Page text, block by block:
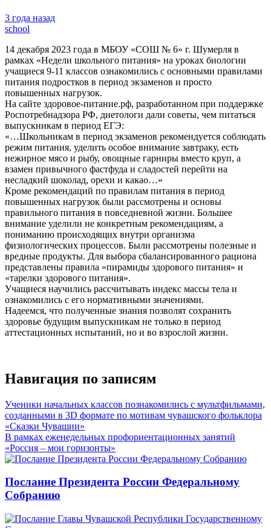
3 года назад
school
14 декабря 2023 года в МБОУ «СОШ № 6» г. Шумерля в
рамках «Недели школьного питания» на уроках биологии
учащиеся 9-11 классов ознакомились с основными правилами
питания подростков в период экзаменов и просто
повышенных нагрузок.
На сайте здоровое-питание.рф, разработанном при поддержке
Роспотребнадзора РФ, диетологи дали советы, чем питаться
выпускникам в период ЕГЭ:
«…Школьникам в период экзаменов рекомендуется соблюдать
режим питания, уделить особое внимание завтраку, есть
нежирное мясо и рыбу, овощные гарниры вместо круп, а
взамен привычного фастфуда и сладостей перейти на
несладкий шоколад, орехи и какао…»
Кроме рекомендаций по правилам питания в период
повышенных нагрузок были рассмотрены и основы
правильного питания в повседневной жизни. Большее
внимание уделили не конкретным рекомендациям, а
пониманию происходящих внутри организма
физиологических процессов. Были рассмотрены полезные и
вредные продукты. Для выбора сбалансированного рациона
представлены правила «пирамиды здорового питания» и
«тарелки здорового питания».
Учащиеся научились рассчитывать индекс массы тела и
ознакомились с его нормативными значениями.
Надеемся, что полученные знания позволят сохранить
здоровье будущим выпускникам не только в период
аттестационных испытаний, но и во взрослой жизни.
Навигация по записям
Ученики начальных классов познакомились с мультфильмами,
созданными в 3D формате по мотивам чувашского фольклора
«Сказки Чувашии»
В рамках еженедельных профориентационных занятий
«Россия – мои горизонты»
Послание Президента России Федеральному
Собранию